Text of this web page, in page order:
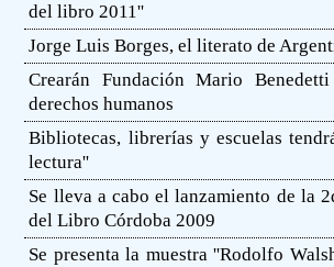
del libro 2011''
Jorge Luis Borges, el literato de
Crearán Fundación Mario
derechos humanos
Bibliotecas, librerías y escuelas
lectura''
Se lleva a cabo el lanzamiento de la
del Libro Córdoba 2009
Se presenta la muestra ''Rodolfo